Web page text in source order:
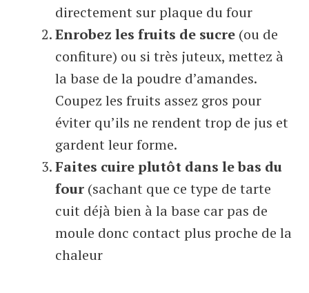
directement sur plaque du four
Enrobez les fruits de sucre (ou de
confiture) ou si très juteux, mettez à
la base de la poudre d’amandes.
Coupez les fruits assez gros pour
éviter qu’ils ne rendent trop de jus et
gardent leur forme.
Faites cuire plutôt dans le bas du
four (sachant que ce type de tarte
cuit déjà bien à la base car pas de
moule donc contact plus proche de la
chaleur